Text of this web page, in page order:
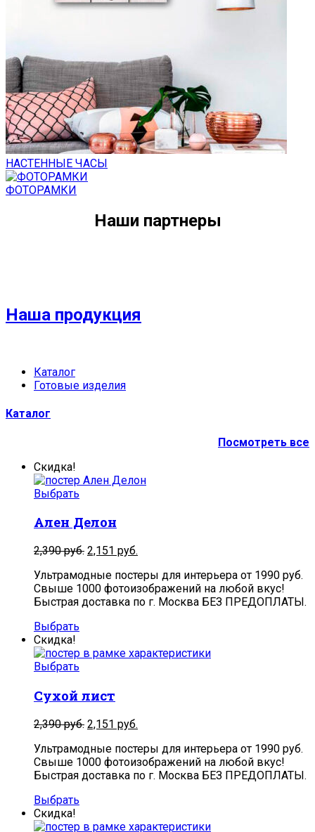
НАСТЕННЫЕ ЧАСЫ
ФОТОРАМКИ
Наши партнеры
Наша продукция
Каталог
Готовые изделия
Каталог
Посмотреть все
Скидка!
Выбрать
Ален Делон
2,390руб. 2,151 руб.
Ультрамодные постеры для интерьера от 1990 руб.
Свыше 1000 фотоизображений на любой вкус!
Быстрая доставка по г. Москва БЕЗ ПРЕДОПЛАТЫ.
Выбрать
Скидка!
Выбрать
Сухой лист
2,390руб. 2,151 руб.
Ультрамодные постеры для интерьера от 1990 руб.
Свыше 1000 фотоизображений на любой вкус!
Быстрая доставка по г. Москва БЕЗ ПРЕДОПЛАТЫ.
Выбрать
Скидка!